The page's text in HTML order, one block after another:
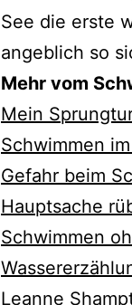
See die erste
angeblich so
Mehr vom
Mein
Schwimmen
Gefahr beim
Hauptsache
Schwimmen
Leanne